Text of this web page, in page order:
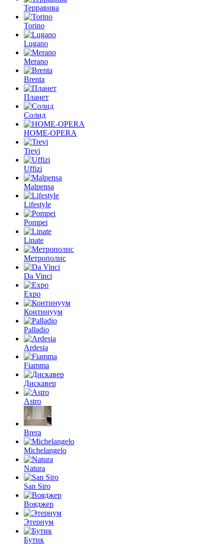
Терравива
Torino
Lugano
Merano
Brenta
Планет
Солид
HOME-OPERA
Trevi
Uffizi
Malpensa
Lifestyle
Pompei
Linate
Метрополис
Da Vinci
Expo
Континуум
Palladio
Ardesia
Fiamma
Дискавер
Astro
Brera
Michelangelo
Natura
San Siro
Вояджер
Этернум
Бутик